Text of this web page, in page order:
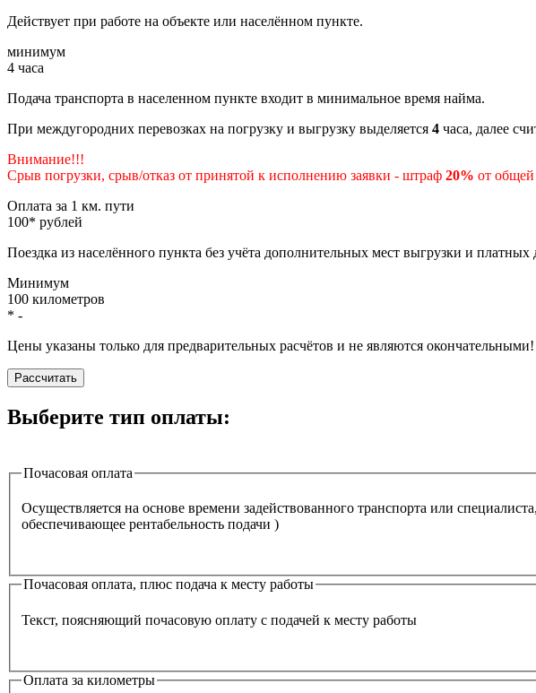
Действует при работе на объекте или населённом пункте.
минимум
4 часа
Подача транспорта в населенном пункте входит в минимальное время найма.
При междугородних перевозках на погрузку и выгрузку выделяется 4 часа, далее
Внимание!!!
Срыв погрузки, срыв/отказ от принятой к исполнению заявки - штраф 20% от общей
Оплата за 1 км. пути
100* рублей
Поездка из населённого пункта без учёта дополнительных мест выгрузки и платных
Минимум
100 километров
* -
Цены указаны только для предварительных расчётов и не являются окончательными!
Рассчитать
Выберите тип оплаты:
Почасовая оплата
Осуществляется на основе времени задействованного транспорта или
обеспечивающее рентабельность подачи )
Почасовая оплата, плюс подача к месту работы
Текст, поясняющий почасовую оплату с подачей к месту работы
Оплата за километры